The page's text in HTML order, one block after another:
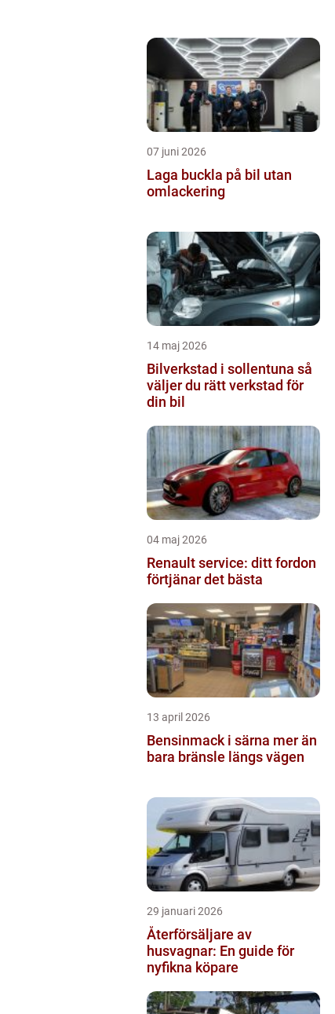
07 juni 2026
Laga buckla på bil utan
omlackering
14 maj 2026
Bilverkstad i sollentuna så
väljer du rätt verkstad för
din bil
04 maj 2026
Renault service: ditt fordon
förtjänar det bästa
13 april 2026
Bensinmack i särna mer än
bara bränsle längs vägen
29 januari 2026
Återförsäljare av
husvagnar: En guide för
nyfikna köpare